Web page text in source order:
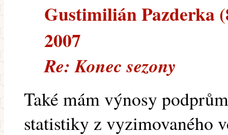
Gustimilián Pazderka
2007
Re: Konec sezony
Také mám výnosy
statistiky z vyzimovaného